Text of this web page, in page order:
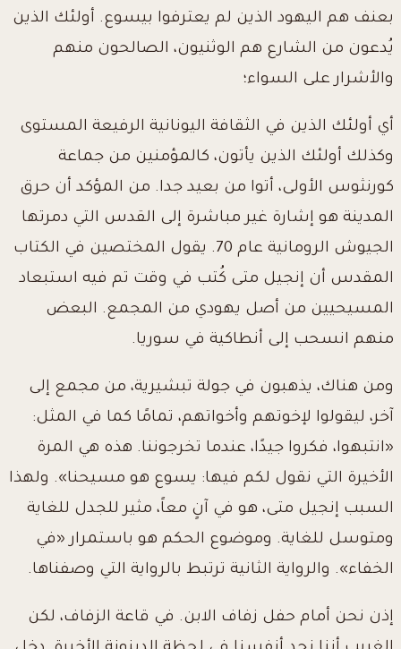
بعنف هم اليهود الذين لم يعترفوا بيسوع. أولئك الذين
يُدعون من الشارع هم الوثنيون، الصالحون منهم
والأشرار على السواء؛
أي أولئك الذين في الثقافة اليونانية الرفيعة المستوى
وكذلك أولئك الذين يأتون، كالمؤمنين من جماعة
كورنثوس الأولى، أتوا من بعيد جدا. من المؤكد أن حرق
المدينة هو إشارة غير مباشرة إلى القدس التي دمرتها
الجيوش الرومانية عام 70. يقول المختصين في الكتاب
المقدس أن إنجيل متى كُتب في وقت تم فيه استبعاد
المسيحيين من أصل يهودي من المجمع. البعض
منهم انسحب إلى أنطاكية في سوريا.
ومن هناك، يذهبون في جولة تبشيرية، من مجمع إلى
آخر، ليقولوا لإخوتهم وأخواتهم، تمامًا كما في المثل:
«انتبهوا، فكروا جيدًا، عندما تخرجوننا. هذه هي المرة
الأخيرة التي نقول لكم فيها: يسوع هو مسيحنا». ولهذا
السبب إنجيل متى، هو في آنٍ معاً، مثير للجدل للغاية
ومتوسل للغاية. وموضوع الحكم هو باستمرار «في
الخفاء». والرواية الثانية ترتبط بالرواية التي وصفناها.
إذن نحن أمام حفل زفاف الابن. في قاعة الزفاف، لكن